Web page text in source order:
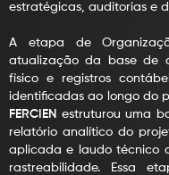
estratégicas, auditorias e
A etapa de
atualização da base de
físico e registros
identificadas ao longo do
FERCIEN estruturou uma
relatório analítico do
aplicada e laudo técnico
rastreabilidade. Essa